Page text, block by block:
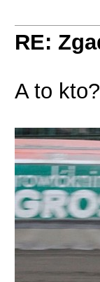
RE:
A to kto?